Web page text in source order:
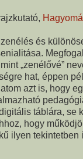
és
„zenélővé”
hat, éppen
azt is, hogy
táblára, se
hogy
ilyen tekintetben